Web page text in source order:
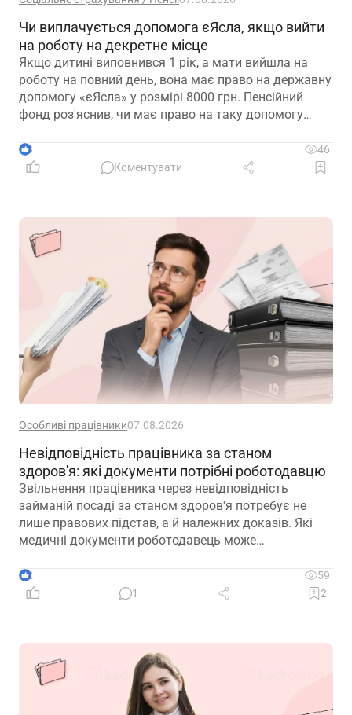
Чи виплачується допомога єЯсла, якщо вийти
на роботу на декретне місце
Якщо дитині виповнився 1 рік, а мати вийшла на
роботу на повний день, вона має право на державну
допомогу «єЯсла» у розмірі 8000 грн. Пенсійний
фонд роз'яснив, чи має право на таку допомогу
3
46
Коментувати
Особливі працівники07.08.2026
Невідповідність працівника за станом
здоров'я: які документи потрібні роботодавцю
Звільнення працівника через невідповідність
займаній посаді за станом здоров'я потребує не
лише правових підстав, а й належних доказів. Які
медичні документи роботодавець може
обставини – розповідаємо далі
2
59
1
2